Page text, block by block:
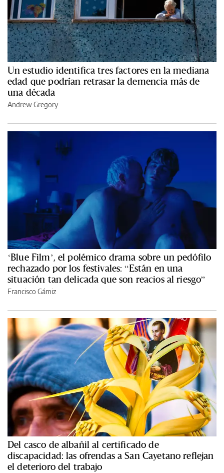
Un estudio identifica tres factores en la mediana
edad que podrían retrasar la demencia más de
una década
Andrew Gregory
‘Blue Film’, el polémico drama sobre un pedófilo
rechazado por los festivales: “Están en una
situación tan delicada que son reacios al riesgo”
Francisco Gámiz
Del casco de albañil al certificado de
discapacidad: las ofrendas a San Cayetano reflejan
el deterioro del trabajo